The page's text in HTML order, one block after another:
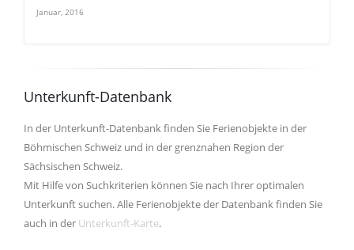
Januar, 2016
Unterkunft-Datenbank
In der Unterkunft-Datenbank finden Sie Ferienobjekte in der
Böhmischen Schweiz und in der grenznahen Region der
Sächsischen Schweiz.
Mit Hilfe von Suchkriterien können Sie nach Ihrer optimalen
Unterkunft suchen. Alle Ferienobjekte der Datenbank finden Sie
auch in der Unterkunft-Karte.